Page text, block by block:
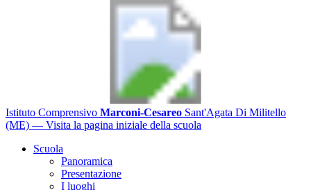
Istituto Comprensivo Marconi-Cesareo Sant'Agata Di Militello
(ME) — Visita la pagina iniziale della scuola
Scuola
Panoramica
Presentazione
I luoghi